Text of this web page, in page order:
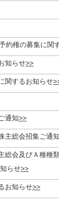
約権の募集に関
知らせ
関するお知らせ
通知
主総会招集ご通知
総会及びＡ種種
らせ
お知らせ